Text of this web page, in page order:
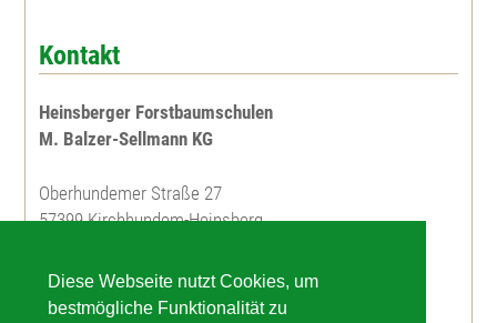
Diese Webseite nutzt Cookies, um
bestmögliche Funktionalität zu
Kontakt
Heinsberger Forstbaumschulen
M. Balzer-Sellmann KG
Oberhundemer Straße 27
57399 Kirchhundem-Heinsberg
Telefon: 02723 / 7673
Telefax: 02723 / 7675